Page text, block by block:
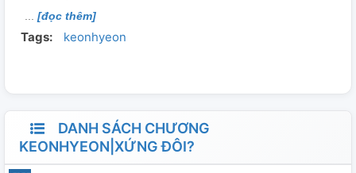
[đọc thêm]
Tags: keonhyeon
DANH SÁCH CHƯƠNG
KEONHYEON|XỨNG ĐÔI?